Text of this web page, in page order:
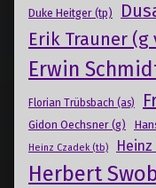
Duke Heitger (tp)
Erik Trauner (g
Erwin
Florian Trübsbach (as)
Gidon Oechsner (g)
Heinz Czadek (tb)
Herbert